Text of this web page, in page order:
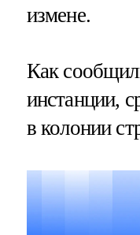
измене.
Как
инстанции,
в колонии